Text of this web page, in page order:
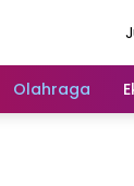
Olahraga